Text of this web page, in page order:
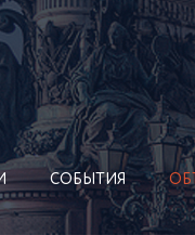
СОБЫТИЯ